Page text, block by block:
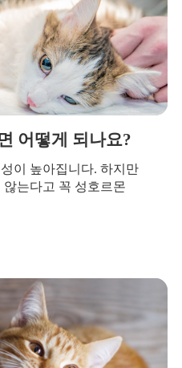
어떻게 되나요?
이 높아집니다. 하지만
는다고 꼭 성호르몬